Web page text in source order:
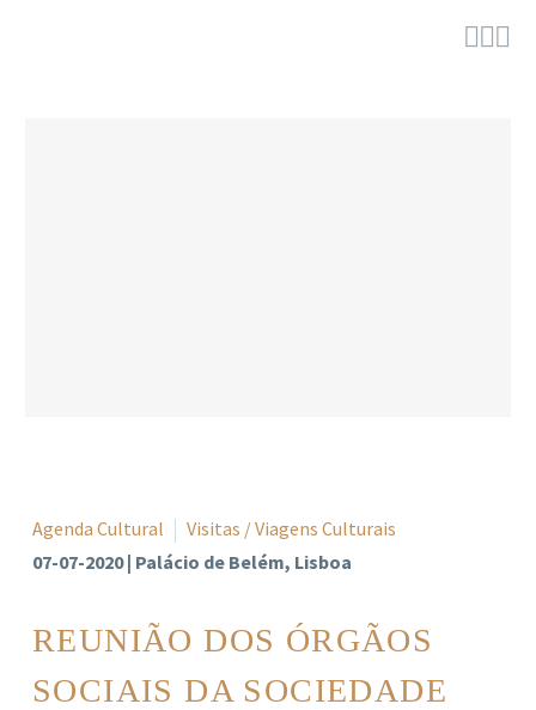

Agenda Cultural
Visitas / Viagens Culturais
07-07-2020 | Palácio de Belém, Lisboa
REUNIÃO DOS ÓRGÃOS
SOCIAIS DA SOCIEDADE